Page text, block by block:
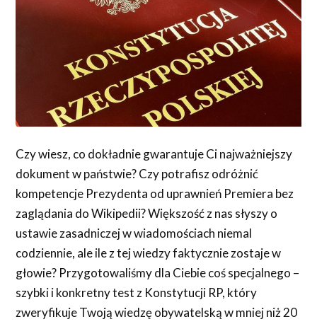
Czy wiesz, co dokładnie gwarantuje Ci najważniejszy
dokument w państwie? Czy potrafisz odróżnić
kompetencje Prezydenta od uprawnień Premiera bez
zaglądania do Wikipedii? Większość z nas słyszy o
ustawie zasadniczej w wiadomościach niemal
codziennie, ale ile z tej wiedzy faktycznie zostaje w
głowie? Przygotowaliśmy dla Ciebie coś specjalnego –
szybki i konkretny test z Konstytucji RP, który
zweryfikuje Twoją wiedzę obywatelską w mniej niż 20